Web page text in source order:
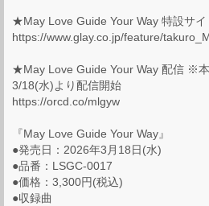
★May Love Guide Your Way 特設サイ
https://www.glay.co.jp/feature/
★May Love Guide Your Way 配信 ※本
3/18(水)より配信開始
https://orcd.co/mlgyw
『May Love Guide Your Way』
●発売日：2026年3月18日(水)
●品番：LSGC-0017
●価格：3,300円(税込)
●収録曲